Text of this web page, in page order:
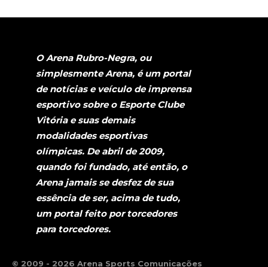
O Arena Rubro-Negra, ou
simplesmente Arena, é um portal
de notícias e veículo de imprensa
esportivo sobre o Esporte Clube
Vitória e suas demais
modalidades esportivas
olímpicas. De abril de 2009,
quando foi fundado, até então, o
Arena jamais se desfez de sua
essência de ser, acima de tudo,
um portal feito por torcedores
para torcedores.
© 2009 - 2026 Arena Sports Comunicações